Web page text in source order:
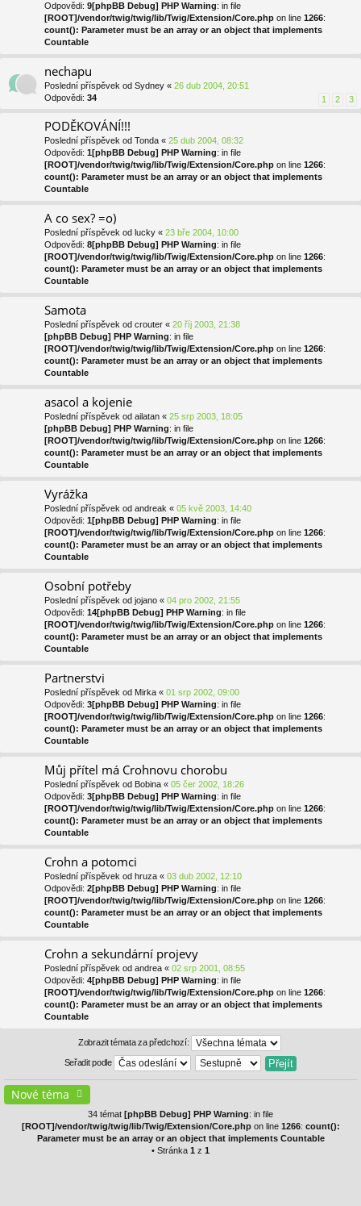
Odpovědi: 9[phpBB Debug] PHP Warning: in file
[ROOT]/vendor/twig/twig/lib/Twig/Extension/Core.php on line 1266:
count(): Parameter must be an array or an object that implements
Countable
nechapu
Poslední příspěvek od Sydney « 26 dub 2004, 20:51
Odpovědi: 34 1 2 3
PODĚKOVÁNÍ!!!
Poslední příspěvek od Tonda « 25 dub 2004, 08:32
Odpovědi: 1[phpBB Debug] PHP Warning: in file
[ROOT]/vendor/twig/twig/lib/Twig/Extension/Core.php on line 1266:
count(): Parameter must be an array or an object that implements
Countable
A co sex? =o)
Poslední příspěvek od lucky « 23 bře 2004, 10:00
Odpovědi: 8[phpBB Debug] PHP Warning: in file
[ROOT]/vendor/twig/twig/lib/Twig/Extension/Core.php on line 1266:
count(): Parameter must be an array or an object that implements
Countable
Samota
Poslední příspěvek od crouter « 20 říj 2003, 21:38
[phpBB Debug] PHP Warning: in file
[ROOT]/vendor/twig/twig/lib/Twig/Extension/Core.php on line 1266:
count(): Parameter must be an array or an object that implements
Countable
asacol a kojenie
Poslední příspěvek od ailatan « 25 srp 2003, 18:05
[phpBB Debug] PHP Warning: in file
[ROOT]/vendor/twig/twig/lib/Twig/Extension/Core.php on line 1266:
count(): Parameter must be an array or an object that implements
Countable
Vyrážka
Poslední příspěvek od andreak « 05 kvě 2003, 14:40
Odpovědi: 1[phpBB Debug] PHP Warning: in file
[ROOT]/vendor/twig/twig/lib/Twig/Extension/Core.php on line 1266:
count(): Parameter must be an array or an object that implements
Countable
Osobní potřeby
Poslední příspěvek od jojano « 04 pro 2002, 21:55
Odpovědi: 14[phpBB Debug] PHP Warning: in file
[ROOT]/vendor/twig/twig/lib/Twig/Extension/Core.php on line 1266:
count(): Parameter must be an array or an object that implements
Countable
Partnerstvi
Poslední příspěvek od Mirka « 01 srp 2002, 09:00
Odpovědi: 3[phpBB Debug] PHP Warning: in file
[ROOT]/vendor/twig/twig/lib/Twig/Extension/Core.php on line 1266:
count(): Parameter must be an array or an object that implements
Countable
Můj přítel má Crohnovu chorobu
Poslední příspěvek od Bobina « 05 čer 2002, 18:26
Odpovědi: 3[phpBB Debug] PHP Warning: in file
[ROOT]/vendor/twig/twig/lib/Twig/Extension/Core.php on line 1266:
count(): Parameter must be an array or an object that implements
Countable
Crohn a potomci
Poslední příspěvek od hruza « 03 dub 2002, 12:10
Odpovědi: 2[phpBB Debug] PHP Warning: in file
[ROOT]/vendor/twig/twig/lib/Twig/Extension/Core.php on line 1266:
count(): Parameter must be an array or an object that implements
Countable
Crohn a sekundární projevy
Poslední příspěvek od andrea « 02 srp 2001, 08:55
Odpovědi: 4[phpBB Debug] PHP Warning: in file
[ROOT]/vendor/twig/twig/lib/Twig/Extension/Core.php on line 1266:
count(): Parameter must be an array or an object that implements
Countable
Zobrazit témata za předchozí:
Seřadit podle
Nové téma
34 témat [phpBB Debug] PHP Warning: in file
[ROOT]/vendor/twig/twig/lib/Twig/Extension/Core.phpon line 1266: count():
Parameter must be an array or an object that implements Countable
• Stránka 1 z 1